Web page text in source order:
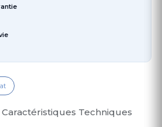
Caractéristiques Techniques